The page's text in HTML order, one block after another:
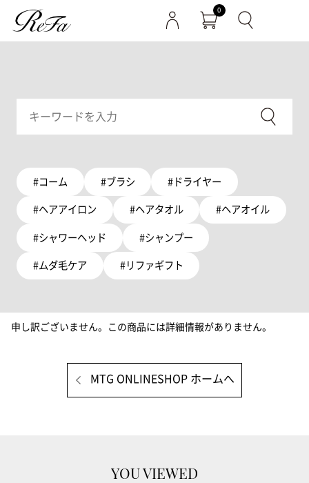
0
#コーム #ブラシ #ドライヤー
#ヘアアイロン #ヘアタオル #ヘアオイル
#シャワーヘッド #シャンプー
#ムダ毛ケア #リファギフト
申し訳ございません。この商品には詳細情報がありません。
MTG ONLINESHOP ホームへ
YOU VIEWED